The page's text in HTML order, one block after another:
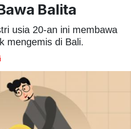
Balita
usia 20-an ini membawa
mengemis di Bali.